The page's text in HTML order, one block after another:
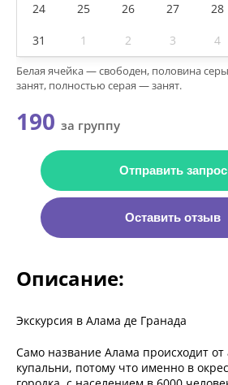
24 25 26 27 28
31 1 2 3 4
Белая ячейка — свободен, половина
занят, полностью серая — занят.
190 за группу
Отправить запрос
Оставить отзыв
Описание:
Экскурсия в Алама де Гранада
Само название Алама происходит от
купальни, потому что именно в